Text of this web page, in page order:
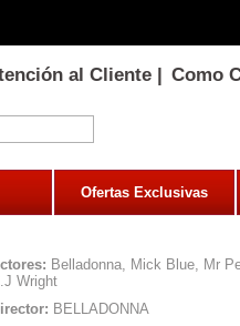
al Cliente | Como
Ofertas Exclusivas
Belladonna, Mick Blue, Mr
Wright
BELLADONNA